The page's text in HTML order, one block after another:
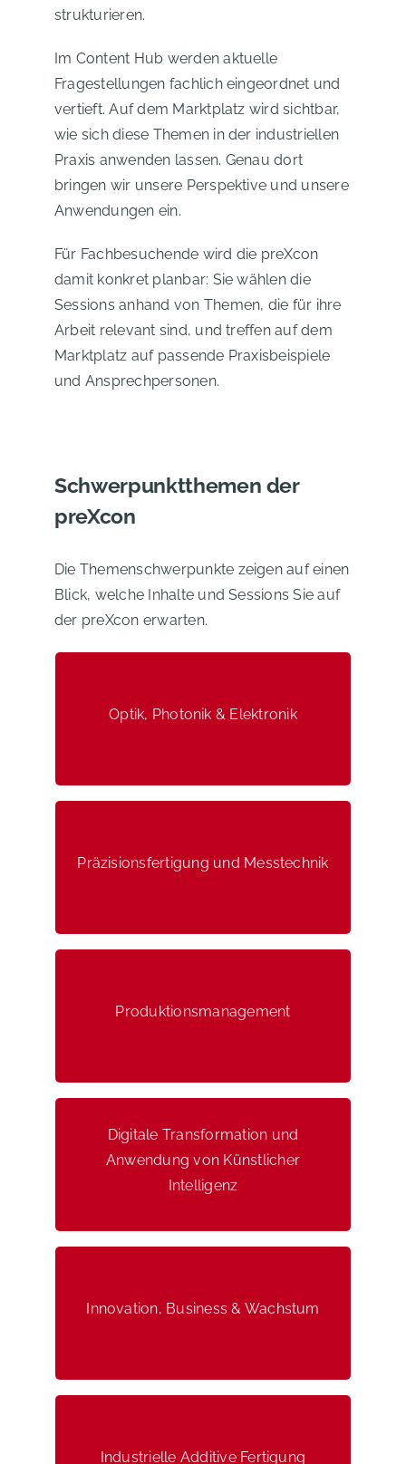
strukturieren.
Im Content Hub werden aktuelle
Fragestellungen fachlich eingeordnet und
vertieft. Auf dem Marktplatz wird sichtbar,
wie sich diese Themen in der industriellen
Praxis anwenden lassen. Genau dort
bringen wir unsere Perspektive und unsere
Anwendungen ein.
Für Fachbesuchende wird die preXcon
damit konkret planbar: Sie wählen die
Sessions anhand von Themen, die für ihre
Arbeit relevant sind, und treffen auf dem
Marktplatz auf passende Praxisbeispiele
und Ansprechpersonen.
Schwerpunktthemen der
preXcon
Die Themenschwerpunkte zeigen auf einen
Blick, welche Inhalte und Sessions Sie auf
der preXcon erwarten.
Optik, Photonik & Elektronik
Optik, Photonik & Elektronik
Präzisionsfertigung und Messtechnik
Präzisionsfertigung und Messtechnik
Produktionsmanagement
Produktionsmanagement
Digitale Transformation und
Anwendung von Künstlicher
Intelligenz
Digitale Transformation und
Anwendung von Künstlicher
Intelligenz
Innovation, Business & Wachstum
Innovation, Business & Wachstum
Industrielle Additive Fertigung
Industrielle Additive Fertigung